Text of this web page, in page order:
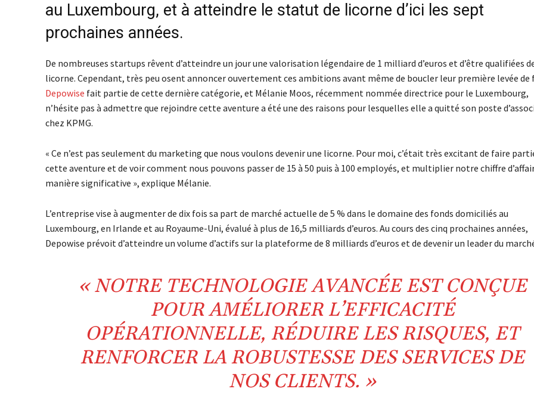
au Luxembourg, et à atteindre le statut de licorne d’ici les sept
prochaines années.
De nombreuses startups rêvent d’atteindre un jour une valorisation légendaire de 1 milliard d’euros et d’être qualifiées
licorne. Cependant, très peu osent annoncer ouvertement ces ambitions avant même de boucler leur première levée de
Depowise fait partie de cette dernière catégorie, et Mélanie Moos, récemment nommée directrice pour le Luxembourg,
n’hésite pas à admettre que rejoindre cette aventure a été une des raisons pour lesquelles elle a quitté son poste
chez KPMG.
« Ce n’est pas seulement du marketing que nous voulons devenir une licorne. Pour moi, c’était très excitant de faire
cette aventure et de voir comment nous pouvons passer de 15 à 50 puis à 100 employés, et multiplier notre chiffre
manière significative », explique Mélanie.
L’entreprise vise à augmenter de dix fois sa part de marché actuelle de 5 % dans le domaine des fonds domiciliés au
Luxembourg, en Irlande et au Royaume-Uni, évalué à plus de 16,5 milliards d’euros. Au cours des cinq prochaines années,
Depowise prévoit d’atteindre un volume d’actifs sur la plateforme de 8 milliards d’euros et de devenir un leader du
« NOTRE TECHNOLOGIE AVANCÉE EST CONÇUE
POUR AMÉLIORER L’EFFICACITÉ
OPÉRATIONNELLE, RÉDUIRE LES RISQUES, ET
RENFORCER LA ROBUSTESSE DES SERVICES DE
NOS CLIENTS. »